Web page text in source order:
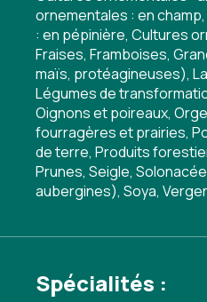
ornementales : en
: en pépinière, Cultures
Fraises, Framboises,
maïs, protéagineuses),
Légumes de
Oignons et poireaux,
fourragères et prairies,
de terre, Produits
Prunes, Seigle,
aubergines), Soya,
Spécialités :